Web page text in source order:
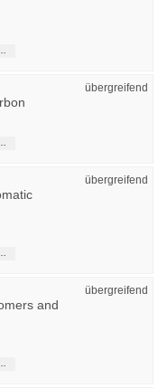
übergreifend
übergreifend
übergreifend
and